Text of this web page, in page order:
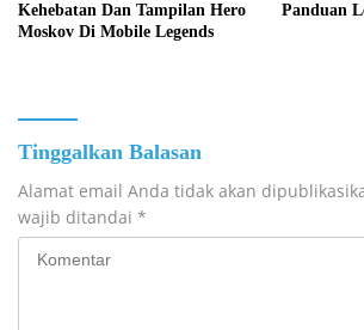
Kehebatan Dan Tampilan Hero
Moskov Di Mobile Legends
Panduan
Tinggalkan Balasan
Alamat email Anda tidak akan
wajib ditandai *